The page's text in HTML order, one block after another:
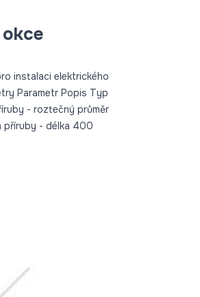
instalaci elektrického
Parametr Popis Typ
- roztečný průměr
příruby - délka 400